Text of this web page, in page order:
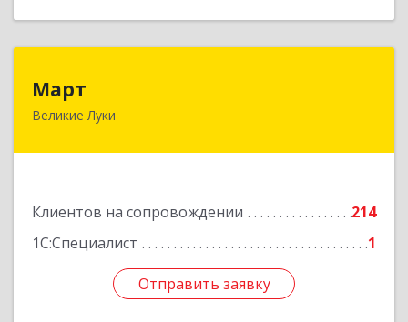
Март
Великие Луки
Клиентов на сопровождении
214
1С:Специалист
1
Отправить заявку
182113, Псковская обл, Великие Луки г,
Отправить заявку